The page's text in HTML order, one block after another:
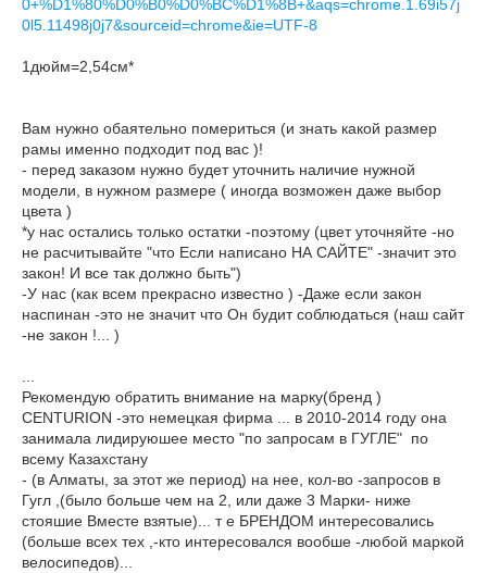
0+%D1%80%D0%B0%D0%BC%D1%8B+&aqs=chrome.1.69i57j
0l5.11498j0j7&sourceid=chrome&ie=UTF-8
1дюйм=2,54см*
Вам нужно обаятельно помериться (и знать какой размер
рамы именно подходит под вас )!
- перед заказом нужно будет уточнить наличие нужной
модели, в нужном размере ( иногда возможен даже выбор
цвета )
*у нас остались только остатки -поэтому (цвет уточняйте -но
не расчитывайте "что Если написано НА САЙТЕ" -значит это
закон! И все так должно быть")
-У нас (как всем прекрасно известно ) -Даже если закон
наспинан -это не значит что Он будит соблюдаться (наш сайт
-не закон !... )
Рекомендую обратить внимание на марку(бренд )
CENTURION -это немецкая фирма ... в 2010-2014 году она
занимала лидируюшее место "по запросам в ГУГЛЕ" по
всему Казахстану
- (в Алматы, за этот же период) на нее, кол-во -запросов в
Гугл ,(было больше чем на 2, или даже 3 Марки- ниже
стояшие Вместе взятые)... т е БРЕНДОМ интересовались
(больше всех тех ,-кто интересовался вообше -любой маркой
велосипедов)...